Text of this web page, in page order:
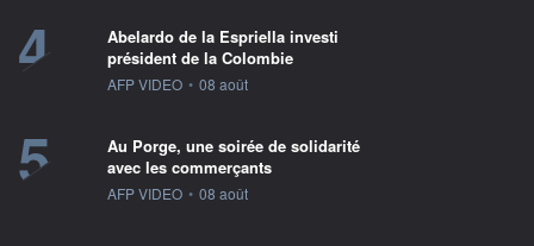
4
Abelardo de la Espriella investi
président de la Colombie
information fournie par
AFP VIDEO • 08 août
5
Au Porge, une soirée de solidarité
avec les commerçants
information fournie par
AFP VIDEO • 08 août